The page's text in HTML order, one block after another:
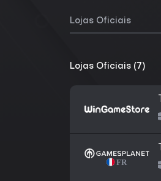
Lojas Oficiais
Lojas Oficiais (7)